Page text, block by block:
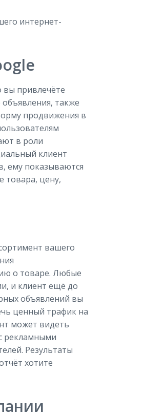
интернет-
вы привлечёте
также
продвижения в
в роли
клиент
ему показываются
товара, цену,
вашего
о товаре. Любые
и клиент ещё до
объявлений вы
ценный трафик на
может видеть
рекламными
Результаты
хотите